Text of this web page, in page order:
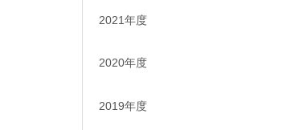
2021年度
2020年度
2019年度